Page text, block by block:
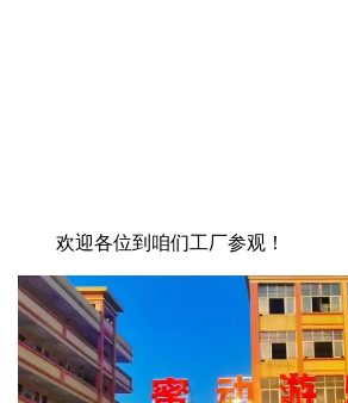
欢迎各位到咱们工厂参观！